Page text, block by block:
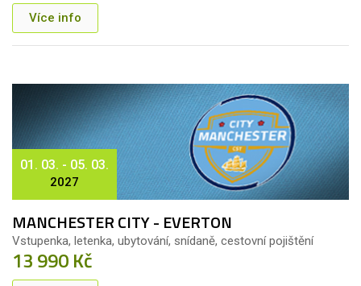
Více info
01. 03. - 05. 03.
2027
MANCHESTER CITY - EVERTON
Vstupenka, letenka, ubytování, snídaně, cestovní pojištění
13 990 Kč